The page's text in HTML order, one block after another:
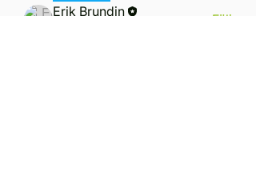
Erik Brundin
Följ